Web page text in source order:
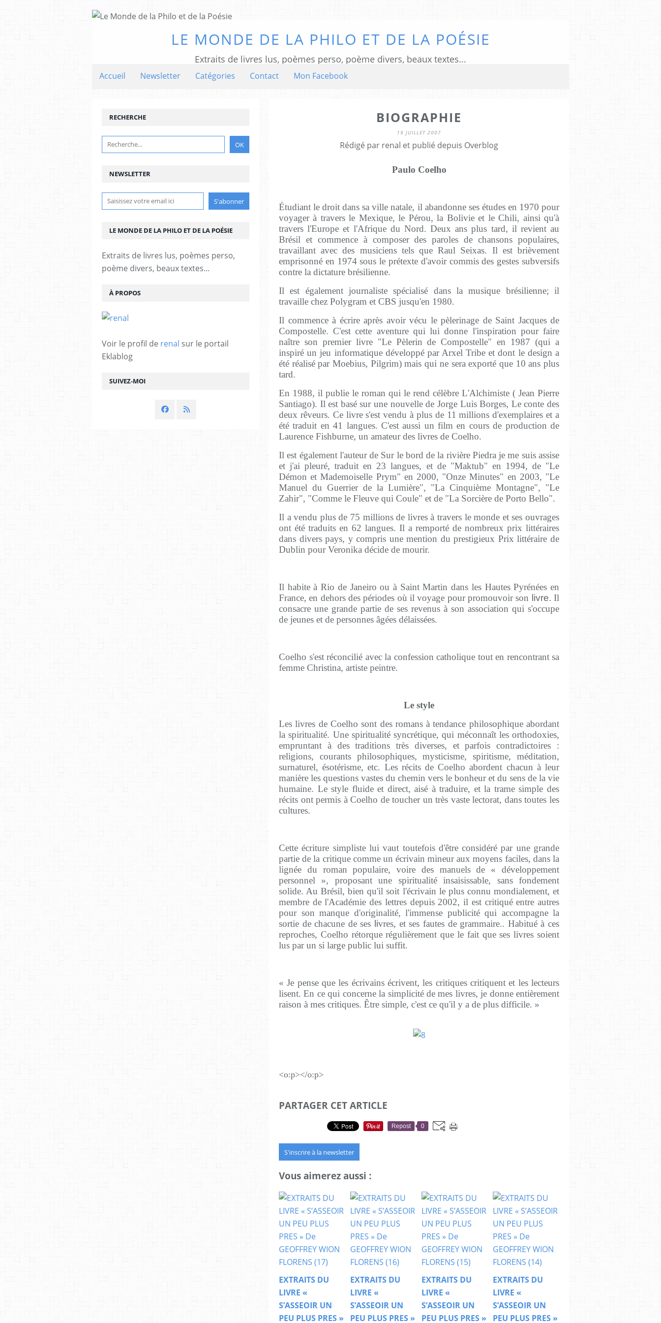
LE MONDE DE LA PHILO ET DE LA POÉSIE
Extraits de livres lus, poèmes perso, poème divers, beaux textes...
Accueil Newsletter Catégories Contact Mon Facebook
BIOGRAPHIE
19 JUILLET 2007
Rédigé par renal et publié depuis Overblog
Paulo Coelho
Étudiant le droit dans sa ville natale, il abandonne ses études en 1970 pour
voyager à travers le Mexique, le Pérou, la Bolivie et le Chili, ainsi qu'à
travers l'Europe et l'Afrique du Nord. Deux ans plus tard, il revient au
Brésil et commence à composer des paroles de chansons populaires,
travaillant avec des musiciens tels que Raul Seixas. Il est brièvement
emprisonné en 1974 sous le prétexte d'avoir commis des gestes subversifs
contre la dictature brésilienne.
Il est également journaliste spécialisé dans la musique brésilienne; il
travaille chez Polygram et CBS jusqu'en 1980.
Il commence à écrire après avoir vécu le pèlerinage de Saint Jacques de
Compostelle. C'est cette aventure qui lui donne l'inspiration pour faire
naître son premier livre "Le Pèlerin de Compostelle" en 1987 (qui a
inspiré un jeu informatique développé par Arxel Tribe et dont le design a
été réalisé par Moebius, Pilgrim) mais qui ne sera exporté que 10 ans plus
tard.
En 1988, il publie le roman qui le rend célèbre L'Alchimiste ( Jean Pierre
Santiago). Il est basé sur une nouvelle de Jorge Luis Borges, Le conte des
deux rêveurs. Ce livre s'est vendu à plus de 11 millions d'exemplaires et a
été traduit en 41 langues. C'est aussi un film en cours de production de
Laurence Fishburne, un amateur des livres de Coelho.
Il est également l'auteur de Sur le bord de la rivière Piedra je me suis assise
et j'ai pleuré, traduit en 23 langues, et de "Maktub" en 1994, de "Le
Démon et Mademoiselle Prym" en 2000, "Onze Minutes" en 2003, "Le
Manuel du Guerrier de la Lumière", "La Cinquième Montagne", "Le
Zahir", "Comme le Fleuve qui Coule" et de "La Sorcière de Porto Bello".
Il a vendu plus de 75 millions de livres à travers le monde et ses ouvrages
ont été traduits en 62 langues. Il a remporté de nombreux prix littéraires
dans divers pays, y compris une mention du prestigieux Prix littéraire de
Dublin pour Veronika décide de mourir.
Il habite à Rio de Janeiro ou à Saint Martin dans les Hautes Pyrénées en
France, en dehors des périodes où il voyage pour promouvoir son livre. Il
consacre une grande partie de ses revenus à son association qui s'occupe
de jeunes et de personnes âgées délaissées.
Coelho s'est réconcilié avec la confession catholique tout en rencontrant sa
femme Christina, artiste peintre.
Le style
Les livres de Coelho sont des romans à tendance philosophique abordant
la spiritualité. Une spiritualité syncrétique, qui méconnaît les orthodoxies,
empruntant à des traditions très diverses, et parfois contradictoires :
religions, courants philosophiques, mysticisme, spiritisme, méditation,
surnaturel, ésotérisme, etc. Les récits de Coelho abordent chacun à leur
manière les questions vastes du chemin vers le bonheur et du sens de la vie
humaine. Le style fluide et direct, aisé à traduire, et la trame simple des
récits ont permis à Coelho de toucher un très vaste lectorat, dans toutes les
cultures.
Cette écriture simpliste lui vaut toutefois d'être considéré par une grande
partie de la critique comme un écrivain mineur aux moyens faciles, dans la
lignée du roman populaire, voire des manuels de « développement
personnel », proposant une spiritualité insaisissable, sans fondement
solide. Au Brésil, bien qu'il soit l'écrivain le plus connu mondialement, et
membre de l'Académie des lettres depuis 2002, il est critiqué entre autres
pour son manque d'originalité, l'immense publicité qui accompagne la
sortie de chacune de ses livres, et ses fautes de grammaire.. Habitué à ces
reproches, Coelho rétorque régulièrement que le fait que ses livres soient
lus par un si large public lui suffit.
« Je pense que les écrivains écrivent, les critiques critiquent et les lecteurs
lisent. En ce qui concerne la simplicité de mes livres, je donne entièrement
raison à mes critiques. Être simple, c'est ce qu'il y a de plus difficile. »
<o:p></o:p>
PARTAGER CET ARTICLE
Repost 0
S'inscrire à la newsletter
Vous aimerez aussi :
EXTRAITS DU
LIVRE «
S’ASSEOIR UN
PEU PLUS PRES »
EXTRAITS DU
LIVRE «
S’ASSEOIR UN
PEU PLUS PRES »
EXTRAITS DU
LIVRE «
S’ASSEOIR UN
PEU PLUS PRES »
EXTRAITS DU
LIVRE «
S’ASSEOIR UN
PEU PLUS PRES »
NEWSLETTER
SUIVEZ-MOI
RECHERCHE
LE MONDE DE LA PHILO ET DE LA POÉSIE
Extraits de livres lus, poèmes perso,
poème divers, beaux textes...
À PROPOS
Voir le profil de renal sur le portail
Eklablog